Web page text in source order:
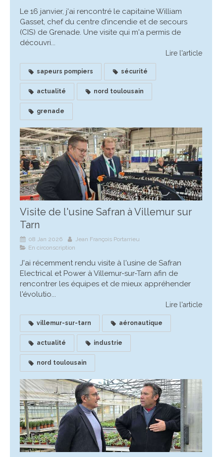
Le 16 janvier, j'ai rencontré le capitaine William
Gasset, chef du centre d’incendie et de secours
(CIS) de Grenade. Une visite qui m'a permis de
découvri...
Lire l'article
sapeurs pompiers sécurité
actualité nord toulousain
grenade
Visite de l'usine Safran à Villemur sur
Tarn
08 Jan 2026
Jean François Portarrieu
En circonscription
J'ai récemment rendu visite à l'usine de Safran
Electrical et Power à Villemur-sur-Tarn afin de
rencontrer les équipes et de mieux appréhender
l'évolutio...
Lire l'article
villemur-sur-tarn aéronautique
actualité industrie
nord toulousain